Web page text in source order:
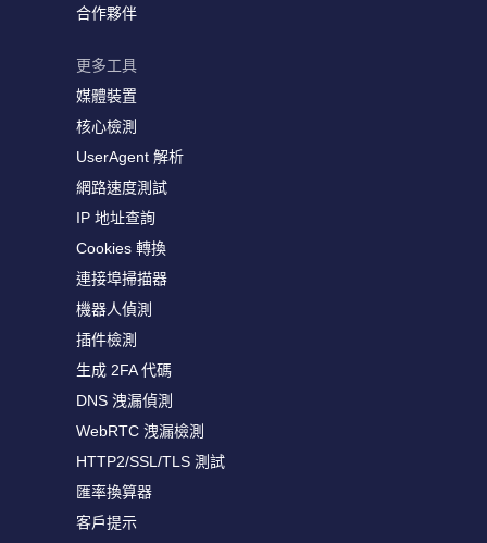
合作夥伴
更多工具
媒體裝置
核心檢測
UserAgent 解析
網路速度測試
IP 地址查詢
Cookies 轉換
連接埠掃描器
機器人偵測
插件檢測
生成 2FA 代碼
DNS 洩漏偵測
WebRTC 洩漏檢測
HTTP2/SSL/TLS 測試
匯率換算器
客戶提示